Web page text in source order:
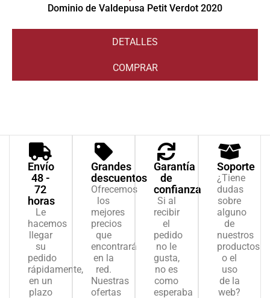
Dominio de Valdepusa Petit Verdot 2020
DETALLES
COMPRAR
Envío
48 -
72
horas
Le
hacemos
llegar
su
pedido
rápidamente,
en un
plazo
Grandes
descuentos
Ofrecemos
los
mejores
precios
que
encontrará
en la
red.
Nuestras
ofertas
Garantía
de
confianza
Si al
recibir
el
pedido
no le
gusta,
no es
como
esperaba
Soporte
¿Tiene
dudas
sobre
alguno
de
nuestros
productos
o el
uso
de la
web?